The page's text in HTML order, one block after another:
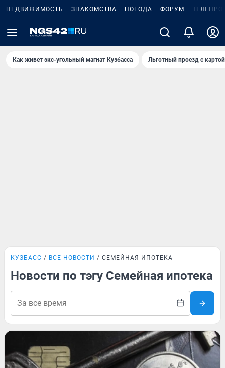
НЕДВИЖИМОСТЬ ЗНАКОМСТВА ПОГОДА ФОРУМ
Как живет экс-угольный магнат Кузбасса Льготный проезд с
КУЗБАСС ВСЕ НОВОСТИ СЕМЕЙНАЯ ИПОТЕКА
Новости по тэгу Семейная ипотека